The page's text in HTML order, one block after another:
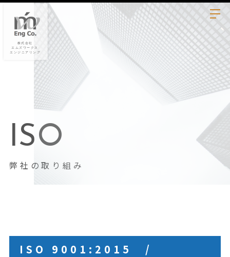
弊社の取り組み
ISO
ISO 9001:2015 /